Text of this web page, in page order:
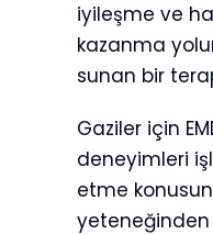
iyileşme ve
kazanma
sunan bir
Gaziler için
deneyimleri
etme